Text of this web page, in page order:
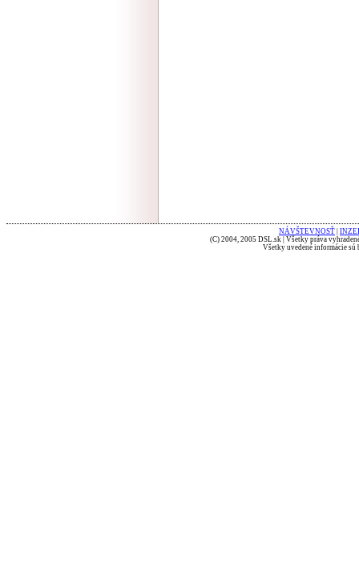
NÁVŠTEVNOSŤ
(C) 2004, 2005 DSL.sk | Všetky práva
Všetky uvedené informácie sú